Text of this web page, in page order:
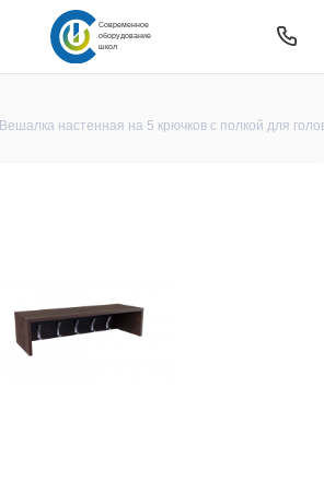
Современное
оборудование
школ
Вешалка настенная на 5 крючков с полкой для